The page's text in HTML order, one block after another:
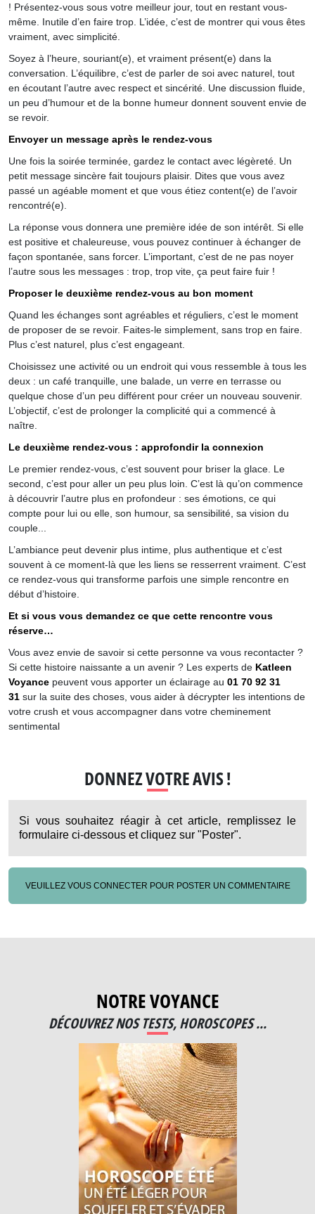
! Présentez-vous sous votre meilleur jour, tout en restant vous-
même. Inutile d’en faire trop. L’idée, c’est de montrer qui vous êtes
vraiment, avec simplicité.
Soyez à l’heure, souriant(e), et vraiment présent(e) dans la
conversation. L’équilibre, c’est de parler de soi avec naturel, tout
en écoutant l’autre avec respect et sincérité. Une discussion fluide,
un peu d’humour et de la bonne humeur donnent souvent envie de
se revoir.
Envoyer un message après le rendez-vous
Une fois la soirée terminée, gardez le contact avec légèreté. Un
petit message sincère fait toujours plaisir. Dites que vous avez
passé un agéable moment et que vous étiez content(e) de l’avoir
rencontré(e).
La réponse vous donnera une première idée de son intérêt. Si elle
est positive et chaleureuse, vous pouvez continuer à échanger de
façon spontanée, sans forcer. L’important, c’est de ne pas noyer
l’autre sous les messages : trop, trop vite, ça peut faire fuir !
Proposer le deuxième rendez-vous au bon moment
Quand les échanges sont agréables et réguliers, c’est le moment
de proposer de se revoir. Faites-le simplement, sans trop en faire.
Plus c’est naturel, plus c’est engageant.
Choisissez une activité ou un endroit qui vous ressemble à tous les
deux : un café tranquille, une balade, un verre en terrasse ou
quelque chose d’un peu différent pour créer un nouveau souvenir.
L’objectif, c’est de prolonger la complicité qui a commencé à
naître.
Le deuxième rendez-vous : approfondir la connexion
Le premier rendez-vous, c’est souvent pour briser la glace. Le
second, c’est pour aller un peu plus loin. C’est là qu’on commence
à découvrir l’autre plus en profondeur : ses émotions, ce qui
compte pour lui ou elle, son humour, sa sensibilité, sa vision du
couple...
L’ambiance peut devenir plus intime, plus authentique et c’est
souvent à ce moment-là que les liens se resserrent vraiment. C’est
ce rendez-vous qui transforme parfois une simple rencontre en
début d’histoire.
Et si vous vous demandez ce que cette rencontre vous
réserve…
Vous avez envie de savoir si cette personne va vous recontacter ?
Si cette histoire naissante a un avenir ? Les experts de Katleen
Voyance peuvent vous apporter un éclairage au 01 70 92 31
31 sur la suite des choses, vous aider à décrypter les intentions de
votre crush et vous accompagner dans votre cheminement
sentimental
DONNEZ VOTRE AVIS !
Si vous souhaitez réagir à cet article, remplissez le
formulaire ci-dessous et cliquez sur "Poster".
VEUILLEZ VOUS CONNECTER POUR POSTER UN COMMENTAIRE
NOTRE VOYANCE
DÉCOUVREZ NOS TESTS, HOROSCOPES ...